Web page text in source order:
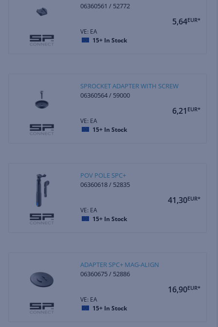
06360561 / 52772
5,64EUR*
VE: EA
15+ In Stock
SPROCKET ADAPTER WITH SCREW
06360564 / 59000
6,21 EUR*
VE: EA
15+ In Stock
POV POLE SPC+
06360618 / 52835
41,30EUR*
VE: EA
15+ In Stock
ADAPTER SPC+ MAG-ALIGN
06360675 / 52886
16,90EUR*
VE: EA
15+ In Stock